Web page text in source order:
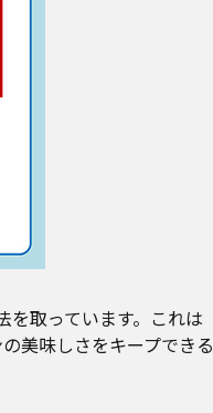
取っています。これは
美味しさをキープできる